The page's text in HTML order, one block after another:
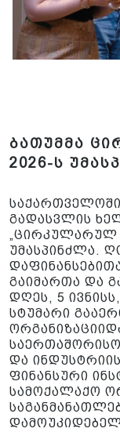
ბათუმმა
2026-ს
გადასვლის
„ცირკულარულ
უმასპინძლა.
გაიმართა და
დღეს, 5
სტუმარი
საერთაშორისო
და
ფინანსური
სამოქალაქო